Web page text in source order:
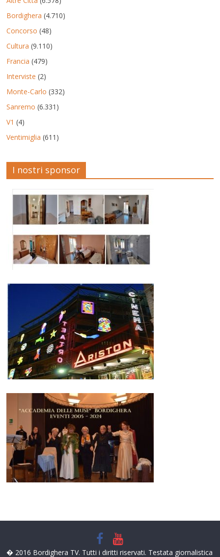
Bordighera (4.710)
Concorso (48)
Cultura (9.110)
Francia (479)
Interviste (2)
Monte-Carlo (332)
Sanremo (6.331)
V1 (4)
Ventimiglia (611)
I nostri sponsor
� 2016 Bordighera TV. Tutti i diritti riservati. Testata giornalistica